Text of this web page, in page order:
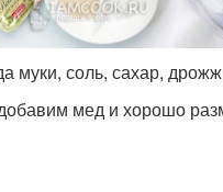
муки, соль, сахар,
мед и хорошо